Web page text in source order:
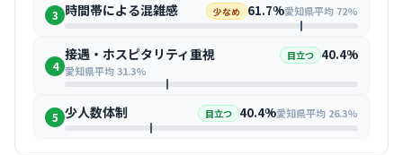
3 時間帯による混雑感 少なめ 61.7%愛知県平均 72%
4
接遇・ホスピタリティ重視 目立つ 40.4%
愛知県平均 31.3%
5 少人数体制 目立つ 40.4%愛知県平均 26.3%